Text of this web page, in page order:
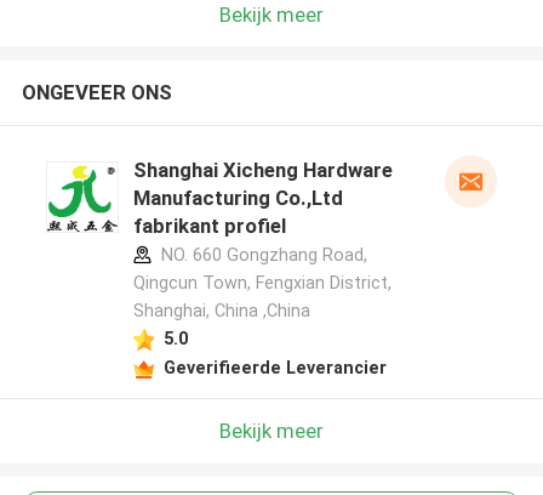
Bekijk meer
ONGEVEER ONS
Shanghai Xicheng Hardware
Manufacturing Co.,Ltd
fabrikant profiel
NO. 660 Gongzhang Road,
Qingcun Town, Fengxian District,
Shanghai, China ,China
5.0
Geverifieerde Leverancier
Bekijk meer